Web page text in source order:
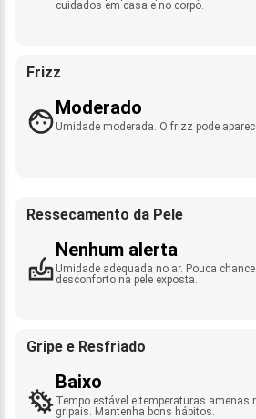
cuidados em casa e no corpo.
Frizz
Moderado
Umidade moderada. O frizz pode
Ressecamento da Pele
Nenhum alerta
Umidade adequada no ar. Pouca
desconforto na pele exposta.
Gripe e Resfriado
Baixo
Tempo estável e temperaturas amenas
gripais. Mantenha bons hábitos.